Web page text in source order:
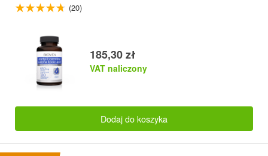
(20)
185,30 zł
VAT naliczony
Dodaj do koszyka